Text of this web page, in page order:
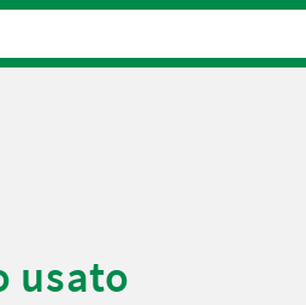
usato